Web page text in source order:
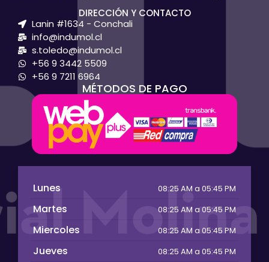
DIRECCIÓN Y CONTACTO
Lanin #1634 - Conchali
info@indumol.cl
s.toledo@indumol.cl
+56 9 3442 5509
+56 9 7211 6964
MÉTODOS DE PAGO
Lunes 08:25 AM a 05:45 PM
Martes 08:25 AM a 05:45 PM
Miercoles 08:25 AM a 05:45 PM
Jueves 08:25 AM a 05:45 PM